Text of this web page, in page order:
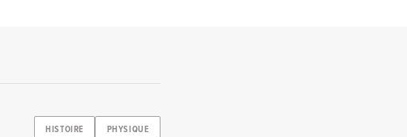
HISTOIRE PHYSIQUE